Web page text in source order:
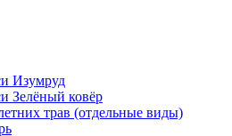
Изумруд
Зелёный ковёр
трав (отдельные виды)